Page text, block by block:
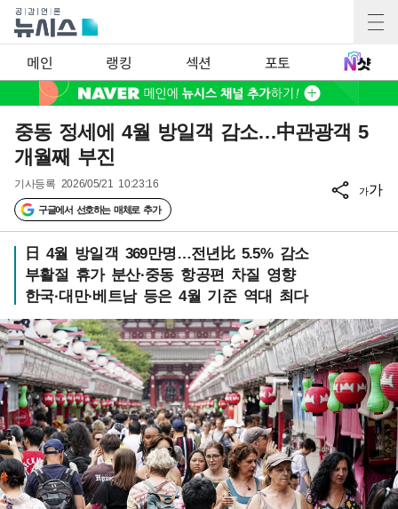
메인 랭킹 섹션 포토
중동 정세에 4월 방일객 감소…中관광객 5
개월째 부진
기사등록 2026/05/21 10:23:16
구글에서 선호하는 매체로 추가
가가
日 4월 방일객 369만명…전년比 5.5% 감소
부활절 휴가 분산·중동 항공편 차질 영향
한국·대만·베트남 등은 4월 기준 역대 최다